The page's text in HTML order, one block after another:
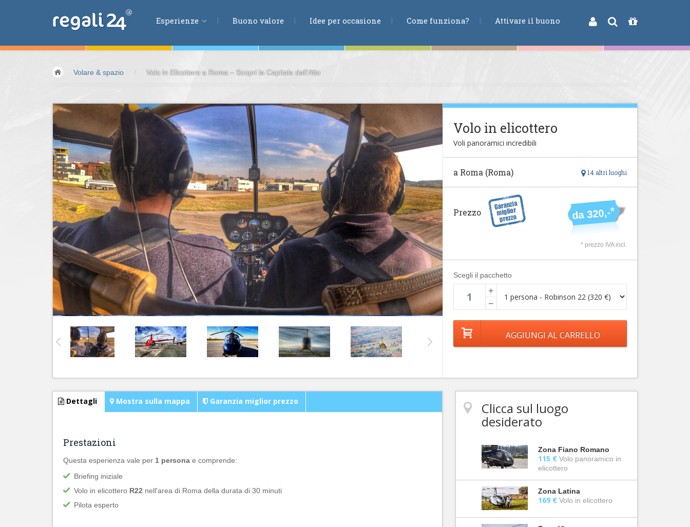
Esperienze
Volare &spazio
Avventura &azione
Sport &fitness
Mangiare &bere
Benessere &salute
Acqua &vento
Lifestyle &fantasia
Kids &Family
Pernottamenti
Buono valore Idee per occasione Come funziona? Attivare il buono
Volare & spazio / Volo in Elicottero a Roma – Scopri la Capitale dall'Alto
Volo in elicottero
Voli panoramici incredibili
14 altri luoghi
a Roma (Roma)
da 320,-*
Prezzo
* prezzo IVA incl.
Scegli il pacchetto
+
−
Dettagli Mostra sulla mappa Garanzia miglior prezzo
Prestazioni
Questa esperienza vale per 1 persona e comprende:
Briefing iniziale
Volo in elicottero R22 nell'area di Roma della durata di 30 minuti
Pilota esperto
Clicca sul luogo
desiderato
Zona Fiano Romano
115 € Volo panoramico in
elicottero
Zona Latina
169 € Volo in elicottero